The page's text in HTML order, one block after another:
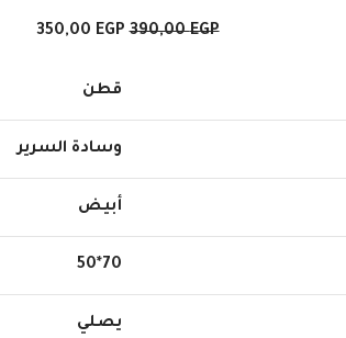
390,00EGP
350,00 EGP
قطن
وسادة السرير
أبيض
70*50
يصلي